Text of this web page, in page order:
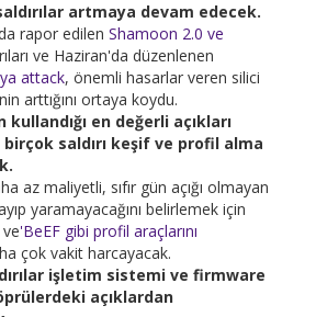
artmaya devam edecek.
rapor edilenShamoon 2.0 ve
ve Haziran'da düzenlenen
attack, önemli hasarlar veren silici
arttığını ortaya koydu.
kullandığı en değerli açıkları
saldırı keşif ve profil alma
az maliyetli, sıfır gün açığı olmayan
yaramayacağını belirlemek için
'BeEF gibi profil araçlarını
çok vakit harcayacak.
işletim sistemi ve firmware
açıklardan